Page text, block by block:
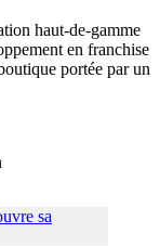
haut-de-gamme
en franchise
portée par un